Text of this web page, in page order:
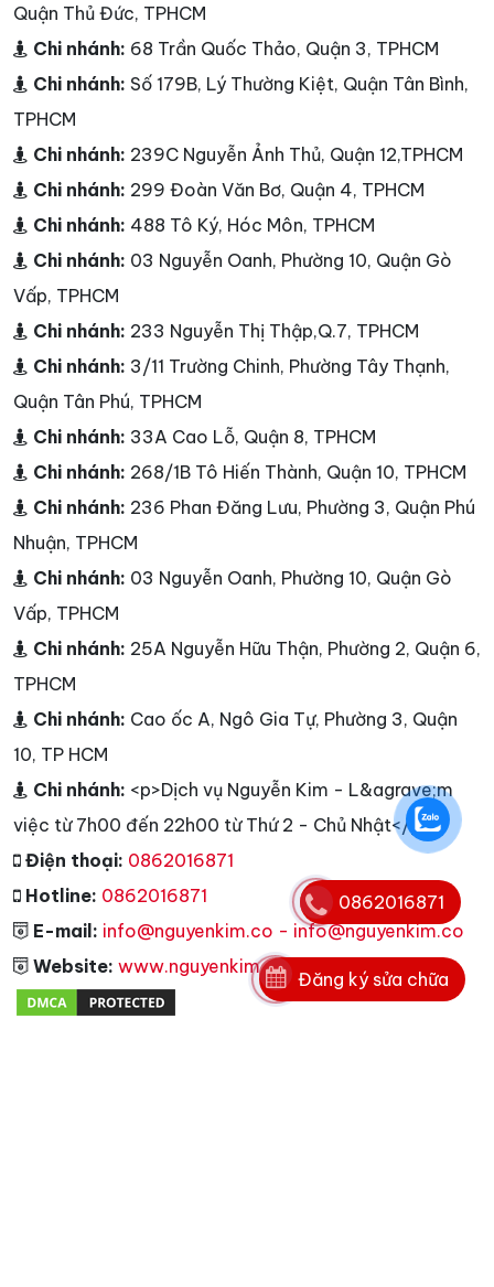
Quận Thủ Đức, TPHCM
Chi nhánh: 68 Trần Quốc Thảo, Quận 3, TPHCM
Chi nhánh: Số 179B, Lý Thường Kiệt, Quận Tân Bình,
TPHCM
Chi nhánh: 239C Nguyễn Ảnh Thủ, Quận 12,TPHCM
Chi nhánh: 299 Đoàn Văn Bơ, Quận 4, TPHCM
Chi nhánh: 488 Tô Ký, Hóc Môn, TPHCM
Chi nhánh: 03 Nguyễn Oanh, Phường 10, Quận Gò
Vấp, TPHCM
Chi nhánh: 233 Nguyễn Thị Thập,Q.7, TPHCM
Chi nhánh: 3/11 Trường Chinh, Phường Tây Thạnh,
Quận Tân Phú, TPHCM
Chi nhánh: 33A Cao Lỗ, Quận 8, TPHCM
Chi nhánh: 268/1B Tô Hiến Thành, Quận 10, TPHCM
Chi nhánh: 236 Phan Đăng Lưu, Phường 3, Quận Phú
Nhuận, TPHCM
Chi nhánh: 03 Nguyễn Oanh, Phường 10, Quận Gò
Vấp, TPHCM
Chi nhánh: 25A Nguyễn Hữu Thận, Phường 2, Quận 6,
TPHCM
Chi nhánh: Cao ốc A, Ngô Gia Tự, Phường 3, Quận
10, TP HCM
Chi nhánh: <p>Dịch vụ Nguyễn Kim - L&agrave;m
việc từ 7h00 đến 22h00 từ Thứ 2 - Chủ Nhật</p>
Điện thoại: 0862016871
Hotline: 0862016871
E-mail: info@nguyenkim.co - info@nguyenkim.co
Website: www.nguyenkim.co
Đăng ký sửa chữa
0862016871